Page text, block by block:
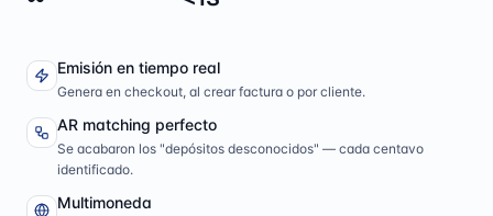
Emisión en tiempo real
Genera en checkout, al crear factura o por cliente.
AR matching perfecto
Se acabaron los "depósitos desconocidos" — cada centavo
identificado.
Multimoneda